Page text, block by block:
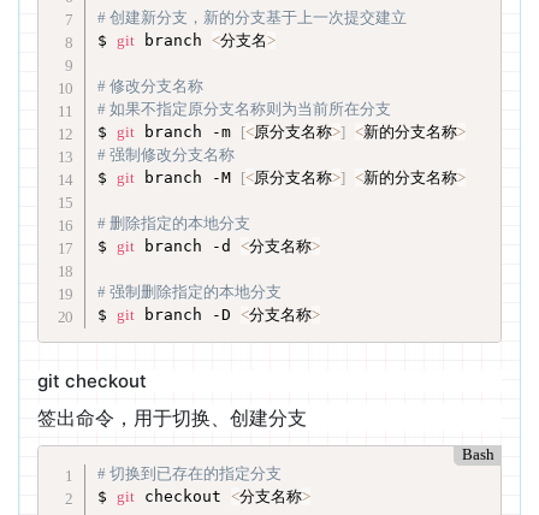
# 创建新分支，新的分支基于上一次提交建立
$ git branch <分支名>
# 修改分支名称
# 如果不指定原分支名称则为当前所在分支
$ git branch -m [<原分支名称>] <新的分支名称>
# 强制修改分支名称
$ git branch -M [<原分支名称>] <新的分支名称>
# 删除指定的本地分支
$ git branch -d <分支名称>
# 强制删除指定的本地分支
$ git branch -D <分支名称>
git checkout
签出命令，用于切换、创建分支
Bash
# 切换到已存在的指定分支
$ git checkout <分支名称>